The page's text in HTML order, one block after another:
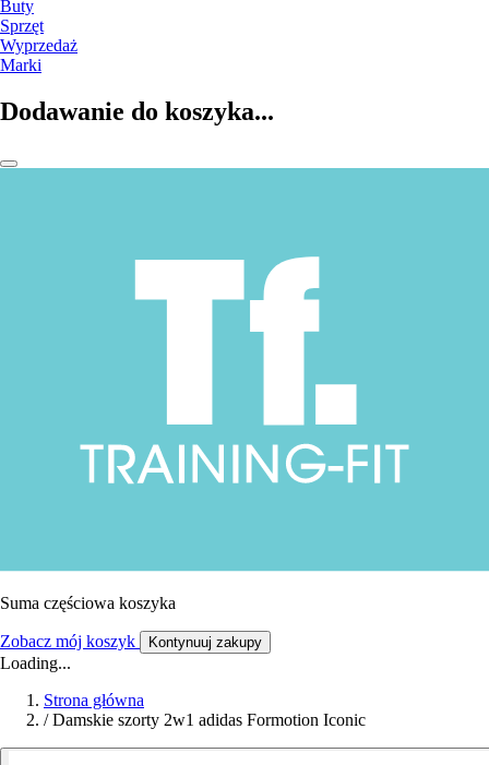
Buty
Sprzęt
Wyprzedaż
Marki
Dodawanie do koszyka...
Suma częściowa koszyka
Zobacz mój koszyk Kontynuuj zakupy
Loading...
Strona główna
/ Damskie szorty 2w1 adidas Formotion Iconic